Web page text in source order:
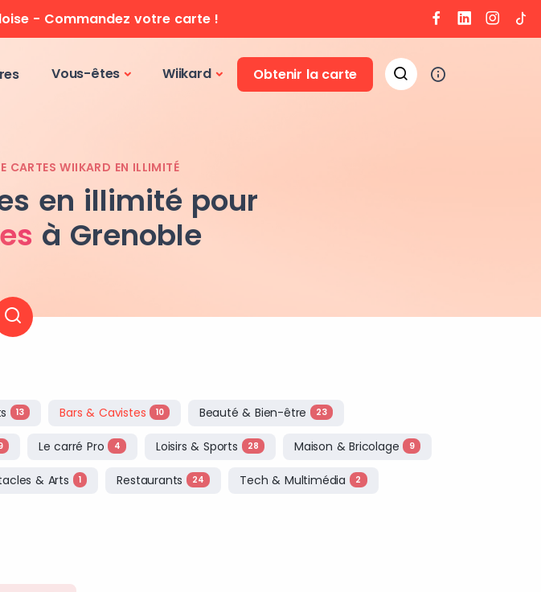
- Commandez votre carte !
Vous-êtes Wiikard Obtenir la carte
CARTES WIIKARD EN ILLIMITÉ
en illimité pour
à Grenoble
13 Bars & Cavistes 10 Beauté & Bien-être 23
Le carré Pro 4 Loisirs & Sports 28 Maison & Bricolage 9
& Arts 1 Restaurants 24 Tech & Multimédia 2